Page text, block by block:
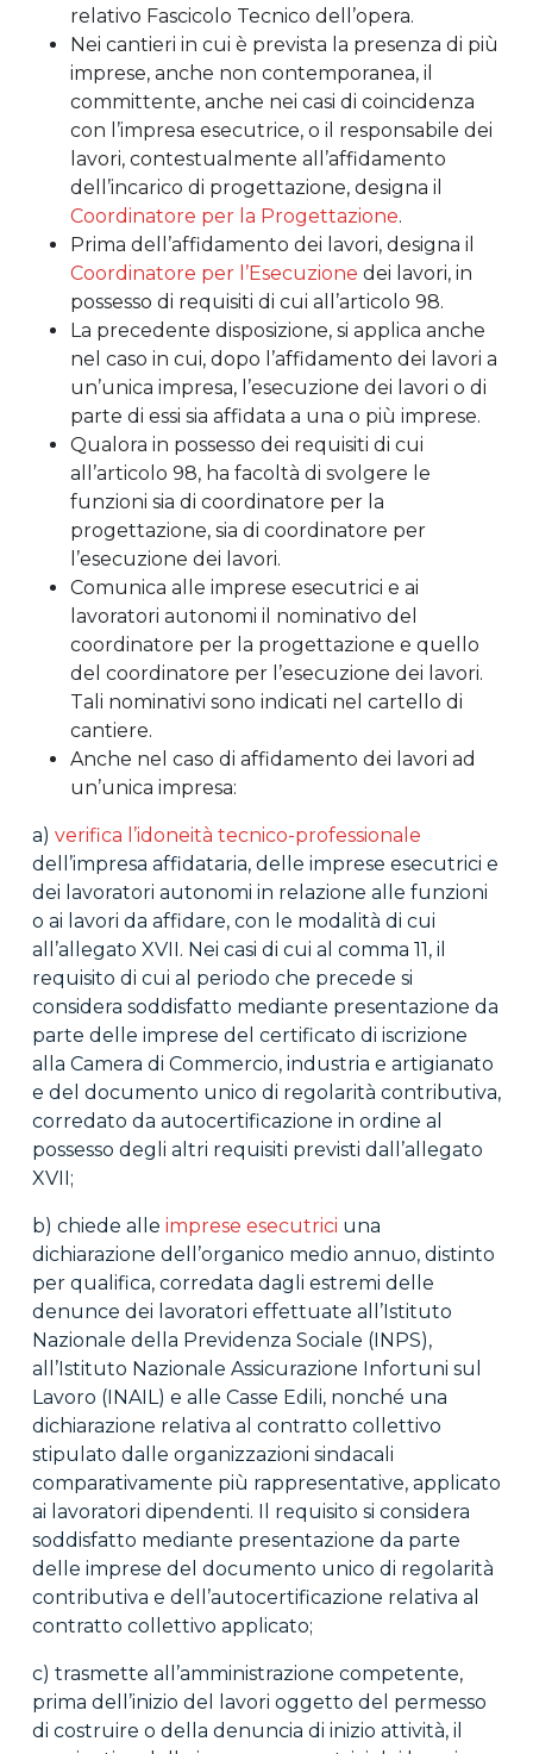
relativo Fascicolo Tecnico dell’opera.
Nei cantieri in cui è prevista la presenza di più
imprese, anche non contemporanea, il
committente, anche nei casi di coincidenza
con l’impresa esecutrice, o il responsabile dei
lavori, contestualmente all’affidamento
dell’incarico di progettazione, designa il
Coordinatore per la Progettazione.
Prima dell’affidamento dei lavori, designa il
Coordinatore per l’Esecuzione dei lavori, in
possesso di requisiti di cui all’articolo 98.
La precedente disposizione, si applica anche
nel caso in cui, dopo l’affidamento dei lavori a
un’unica impresa, l’esecuzione dei lavori o di
parte di essi sia affidata a una o più imprese.
Qualora in possesso dei requisiti di cui
all’articolo 98, ha facoltà di svolgere le
funzioni sia di coordinatore per la
progettazione, sia di coordinatore per
l’esecuzione dei lavori.
Comunica alle imprese esecutrici e ai
lavoratori autonomi il nominativo del
coordinatore per la progettazione e quello
del coordinatore per l’esecuzione dei lavori.
Tali nominativi sono indicati nel cartello di
cantiere.
Anche nel caso di affidamento dei lavori ad
un’unica impresa:
a) verifica l’idoneità tecnico-professionale
dell’impresa affidataria, delle imprese esecutrici e
dei lavoratori autonomi in relazione alle funzioni
o ai lavori da affidare, con le modalità di cui
all’allegato XVII. Nei casi di cui al comma 11, il
requisito di cui al periodo che precede si
considera soddisfatto mediante presentazione da
parte delle imprese del certificato di iscrizione
alla Camera di Commercio, industria e artigianato
e del documento unico di regolarità contributiva,
corredato da autocertificazione in ordine al
possesso degli altri requisiti previsti dall’allegato
XVII;
b) chiede alle imprese esecutrici una
dichiarazione dell’organico medio annuo, distinto
per qualifica, corredata dagli estremi delle
denunce dei lavoratori effettuate all’Istituto
Nazionale della Previdenza Sociale (INPS),
all’Istituto Nazionale Assicurazione Infortuni sul
Lavoro (INAIL) e alle Casse Edili, nonché una
dichiarazione relativa al contratto collettivo
stipulato dalle organizzazioni sindacali
comparativamente più rappresentative, applicato
ai lavoratori dipendenti. Il requisito si considera
soddisfatto mediante presentazione da parte
delle imprese del documento unico di regolarità
contributiva e dell’autocertificazione relativa al
contratto collettivo applicato;
c) trasmette all’amministrazione competente,
prima dell’inizio del lavori oggetto del permesso
di costruire o della denuncia di inizio attività, il